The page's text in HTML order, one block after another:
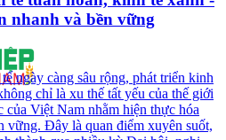
nhanh và bền vững
ngày càng sâu rộng, phát triển kinh
chỉ là xu thế tất yếu của thế giới
Việt Nam nhằm hiện thực hóa
vững. Đây là quan điểm xuyên suốt,